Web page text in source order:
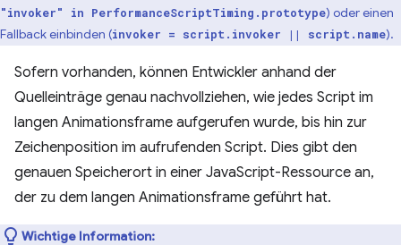
"invoker" in PerformanceScriptTiming.prototype) oder einen
Fallback einbinden (invoker = script.invoker || script.name).
Sofern vorhanden, können Entwickler anhand der
Quelleinträge genau nachvollziehen, wie jedes Script im
langen Animationsframe aufgerufen wurde, bis hin zur
Zeichenposition im aufrufenden Script. Dies gibt den
genauen Speicherort in einer JavaScript-Ressource an,
der zu dem langen Animationsframe geführt hat.
Wichtige Information: